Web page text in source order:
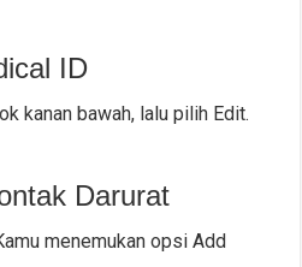
ID
kanan bawah, lalu pilih Edit.
Darurat
menemukan opsi Add